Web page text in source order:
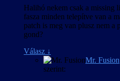
Halihó nekem csak a missing
fasza minden telepítve van a
patch is meg van plusz nem a
gond?
Válasz ↓
Mr. Fusion
szerint: